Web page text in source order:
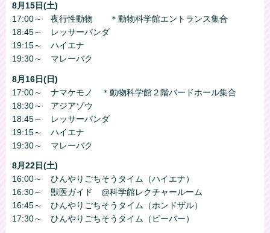
8月15日(土)
17:00～ 夜行性動物 ＊動物科学館エントランス集合
18:45～ レッサーパンダ
19:15～ ハイエナ
19:30～ マレーバク
8月16日(日)
17:00～ ナマケモノ ＊動物科学館２階バードホール集合
18:30～ アジアゾウ
18:45～ レッサーパンダ
19:15～ ハイエナ
19:30～ マレーバク
8月22日(土)
16:00～ ひんやりごちそうタイム（ハイエナ）
16:30～ 獣医ガイド @科学館レクチャールーム
16:45～ ひんやりごちそうタイム（ホンドザル）
17:30～ ひんやりごちそうタイム（ビーバー）